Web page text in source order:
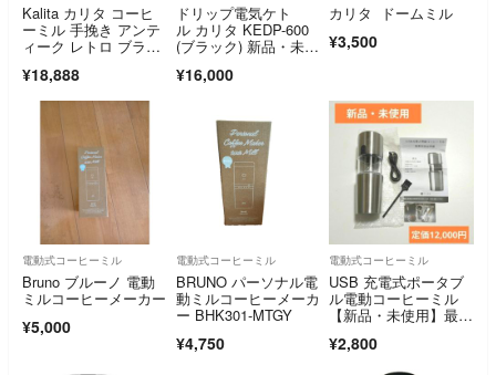
Kalita カリタ コーヒ
ーミル 手挽き アンテ
ィーク レトロ ブラッ
¥18,888
ドリップ電気ケト
ル カリタ KEDP-600
(ブラック) 新品・未使
¥16,000
カリタ ドームミル
¥3,500
電動式コーヒーミル
Bruno ブルーノ 電動
ミルコーヒーメーカー
¥5,000
電動式コーヒーミル
BRUNO パーソナル電
動ミルコーヒーメーカ
ー BHK301-MTGY
¥4,750
電動式コーヒーミル
USB 充電式ポータブ
ル電動コーヒーミル
【新品・未使用】最終
¥2,800